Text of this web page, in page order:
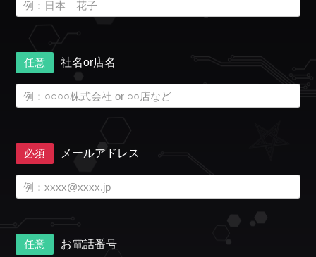
任意 社名or店名
必須 メールアドレス
任意 お電話番号